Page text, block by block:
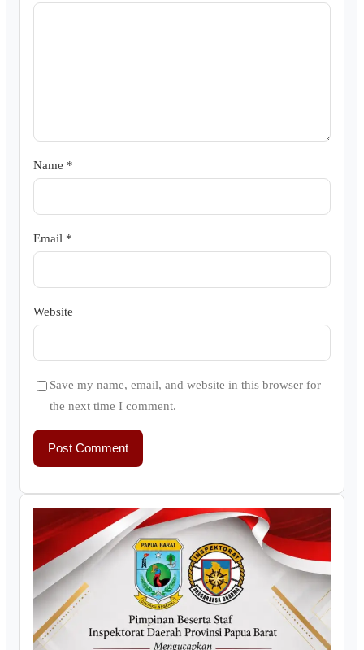
Name *
Email *
Website
Save my name, email, and website in this browser for
the next time I comment.